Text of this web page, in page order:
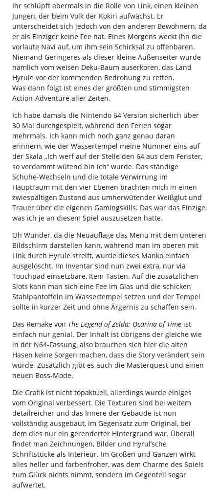
Ihr schlüpft abermals in die Rolle von Link, einen kleinen
Jungen, der beim Volk der Kokiri aufwächst. Er
unterscheidet sich jedoch von den anderen Bewohnern, da
er als Einziger keine Fee hat. Eines Morgens weckt ihn die
vorlaute Navi auf, um ihm sein Schicksal zu offenbaren.
Niemand Geringeres als dieser kleine Außenseiter wurde
nämlich vom weisen Deku-Baum auserkoren, das Land
Hyrule vor der kommenden Bedrohung zu retten.
Was dann folgt ist eines der größten und stimmigsten
Action-Adventure aller Zeiten.
Ich habe damals die Nintendo 64 Version sicherlich über
30 Mal durchgespielt, während den Ferien sogar
mehrmals. Ich kann mich noch ganz genau daran
erinnern, wie der Wassertempel meine Nummer eins auf
der Skala „Ich werf auf der Stelle den 64 aus dem Fenster,
so verdammt wütend bin ich“ wurde. Das ständige
Schuhe-Wechseln und die totale Verwirrung im
Hauptraum mit den vier Ebenen brachten mich in einen
zwiespältigen Zustand aus umherwütender Weißglut und
Trauer über die eigenen Gamingskills. Das war das Einzige,
was ich je an diesem Spiel auszusetzen hatte.
Oh Wunder, da die Neuauflage das Menü mit dem unteren
Bildschirm darstellen kann, während man im oberen mit
Link durch Hyrule streift, wurde dieses Manko einfach
ausgelöscht. Im Inventar sind nun zwei extra, nur via
Touchpad einsetzbare, Item-Tasten. Auf die zusätzlichen
Slots kann man sich eine Fee im Glas und die schicken
Stahlpantoffeln im Wassertempel setzen und der Tempel
sollte in kurzer Zeit und ohne Ärgernis zu schaffen sein.
Das Remake von The Legend of Zelda: Ocarina of Time ist
einfach nur genial. Der Inhalt ist übrigens der gleiche wie
in der N64-Fassung, also brauchen sich hier die alten
Hasen keine Sorgen machen, dass die Story verändert sein
würde. Zusätzlich gibt es auch die Masterquest und einen
neuen Boss-Mode.
Die Grafik ist nicht topaktuell, allerdings wurde einiges
vom Original verbessert. Die Texturen sind bei weitem
detailreicher und das Innere der Gebäude ist nun
vollständig ausgebaut, im Gegensatz zum Original, bei
dem dies nur ein gerenderter Hintergrund war. Überall
findet man Zeichnungen, Bilder und Hyrul’sche
Schriftstücke als Interieur. Im Großen und Ganzen wirkt
alles heller und farbenfroher, was dem Charme des Spiels
zum Glück nichts nimmt, sondern im Gegenteil sogar
aufwertet.